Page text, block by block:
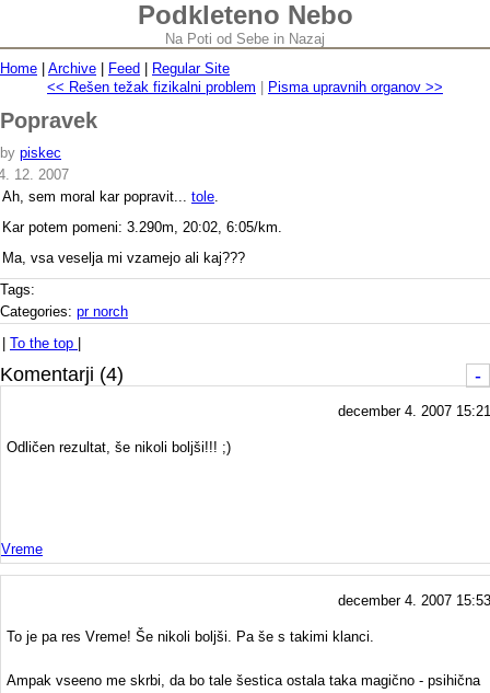
Podkleteno Nebo
Na Poti od Sebe in Nazaj
Home
Archive Feed
Regular Site
<< Rešen težak fizikalni problem
Pisma upravnih organov >>
Popravek
by piskec
12. 2007
Ah, sem moral kar popravit... tole.
Kar potem pomeni: 3.290m, 20:02, 6:05/km.
Ma, vsa veselja mi vzamejo ali kaj???
Tags:
Categories: pr norch
To the top
Komentarji (4) -
december 4. 2007 15:21
Odličen rezultat, še nikoli boljši!!! ;)
Vreme
december 4. 2007 15:53
To je pa res Vreme! Še nikoli boljši. Pa še s takimi klanci.
Ampak vseeno me skrbi, da bo tale šestica ostala taka magično - psihična